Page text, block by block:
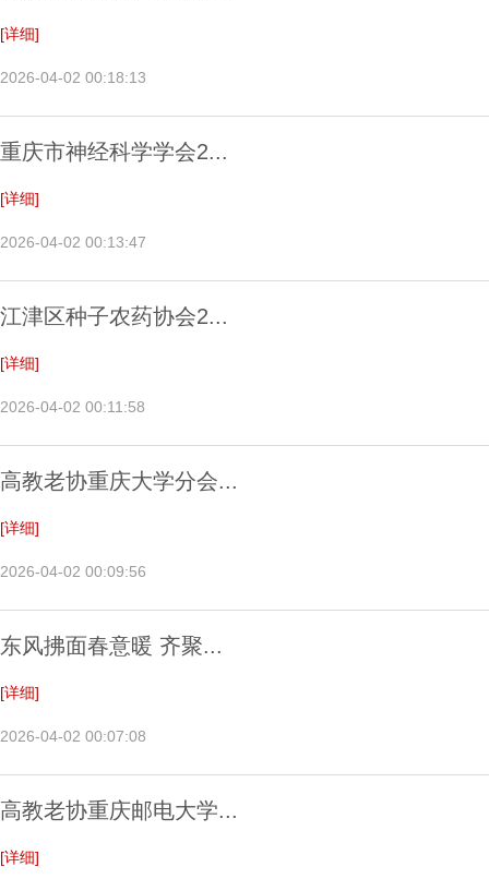
[详细]
2026-04-02 00:18:13
重庆市神经科学学会2...
[详细]
2026-04-02 00:13:47
江津区种子农药协会2...
[详细]
2026-04-02 00:11:58
高教老协重庆大学分会...
[详细]
2026-04-02 00:09:56
东风拂面春意暖 齐聚...
[详细]
2026-04-02 00:07:08
高教老协重庆邮电大学...
[详细]